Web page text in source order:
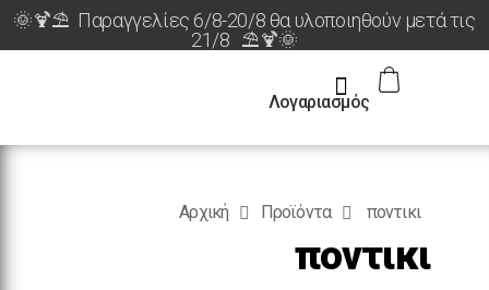
🌞🍹⛱️ Παραγγελίες 6/8-20/8 θα υλοποιηθούν μετά τις
21/8 ⛱️🍹🌞
Λογαριασμός
Αρχική Προϊόντα ποντικι
ποντικι